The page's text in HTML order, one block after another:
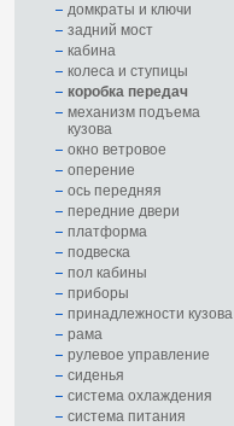
домкраты и ключи
задний мост
кабина
колеса и ступицы
коробка передач
механизм подъема
кузова
окно ветровое
оперение
ось передняя
передние двери
платформа
подвеска
пол кабины
приборы
принадлежности кузова
рама
рулевое управление
сиденья
система охлаждения
система питания